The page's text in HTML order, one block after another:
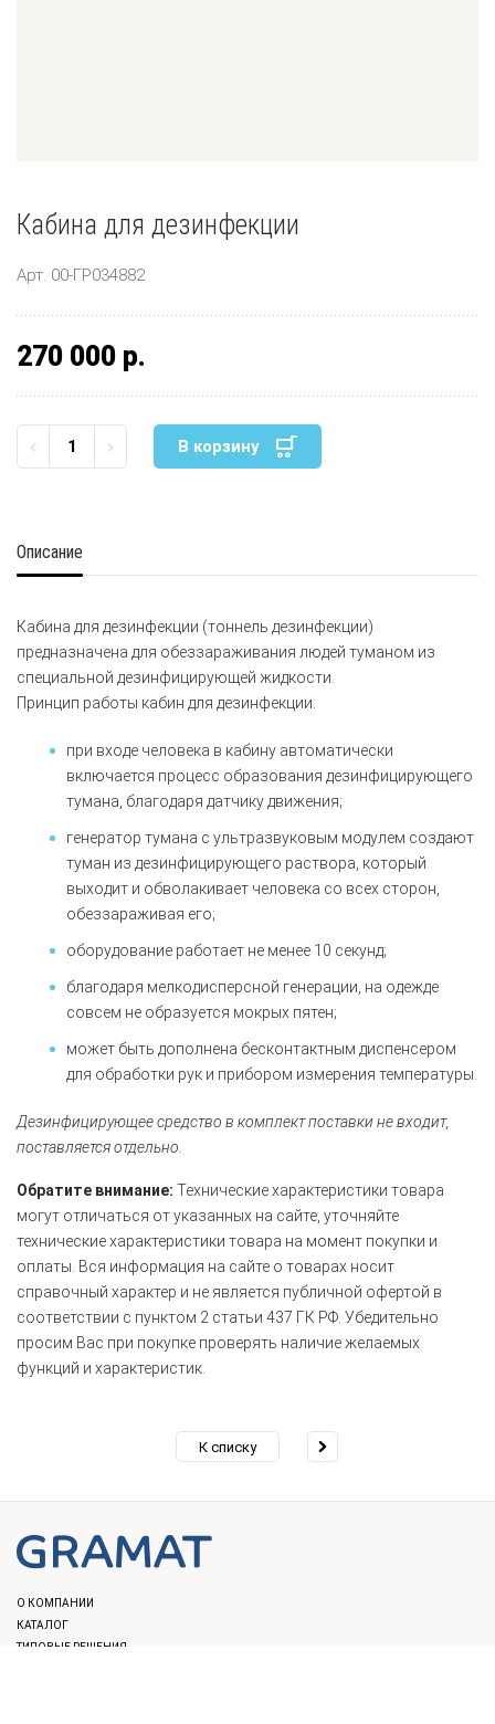
Кабина для дезинфекции
Арт. 00-ГР034882
270 000 р.
В корзину
Описание
Кабина для дезинфекции (тоннель дезинфекции)
предназначена для обеззараживания людей туманом из
специальной дезинфицирующей жидкости.
Принцип работы кабин для дезинфекции:
при входе человека в кабину автоматически
включается процесс образования дезинфицирующего
тумана, благодаря датчику движения;
генератор тумана с ультразвуковым модулем создают
туман из дезинфицирующего раствора, который
выходит и обволакивает человека со всех сторон,
обеззараживая его;
оборудование работает не менее 10 секунд;
благодаря мелкодисперсной генерации, на одежде
совсем не образуется мокрых пятен;
может быть дополнена бесконтактным диспенсером
для обработки рук и прибором измерения температуры.
Дезинфицирующее средство в комплект поставки не входит,
поставляется отдельно.
Обратите внимание: Технические характеристики товара
могут отличаться от указанных на сайте, уточняйте
технические характеристики товара на момент покупки и
оплаты. Вся информация на сайте о товарах носит
справочный характер и не является публичной офертой в
соответствии с пунктом 2 статьи 437 ГК РФ. Убедительно
просим Вас при покупке проверять наличие желаемых
функций и характеристик.
К списку
О КОМПАНИИ
КАТАЛОГ
ТИПОВЫЕ РЕШЕНИЯ